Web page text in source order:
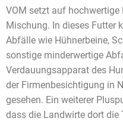
VOM setzt auf hochwertige
Mischung. In dieses Futter
Abfälle wie Hühnerbeine,
sonstige minderwertige
Verdauungsapparat des
der Firmenbesichtigung in
gesehen. Ein weiterer
dass die Landwirte dort